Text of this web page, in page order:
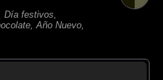
Día festivos,
Año Nuevo,